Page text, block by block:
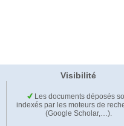
Visibilité
Les documents déposés
indexés par les moteurs de
(Google Scholar,…).